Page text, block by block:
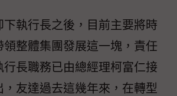
下執行長之後，目前主要將時
領整體集團發展這一塊，責任
行長職務已由總經理柯富仁接
，友達過去這幾年來，在轉型